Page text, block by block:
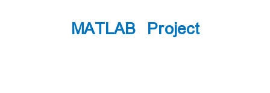
MATLAB Project